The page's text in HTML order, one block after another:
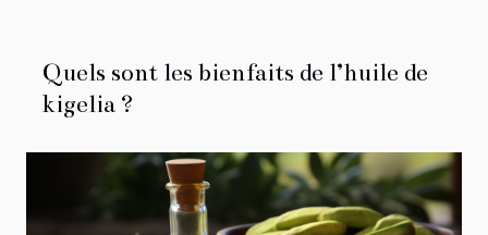
Quels sont les bienfaits de l’huile de
kigelia ?